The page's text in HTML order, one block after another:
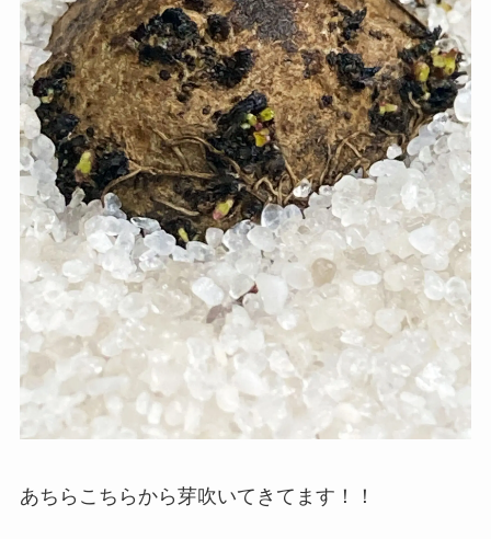
あちらこちらから芽吹いてきてます！！